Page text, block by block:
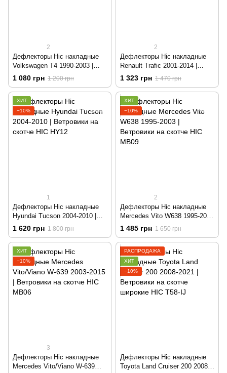
2
Дефлекторы Hic накладные
Volkswagen T4 1990-2003 |
Ветровики на скотче HIC
1 080 грн 1 200 грн
2
Дефлекторы Hic накладные
Renault Trafic 2001-2014 |
Ветровики на скотче HIC
1 323 грн 1 470 грн
ХИТ
−10%
1
Дефлекторы Hic накладные
Hyundai Tucson 2004-2010 |
Ветровики на скотче HIC
1 620 грн 1 800 грн
ХИТ
−10%
2
Дефлекторы Hic накладные
Mercedes Vito W638 1995-2003
| Ветровики на скотче HIC
1 485 грн 1 650 грн
ХИТ
−10%
3
Дефлекторы Hic накладные
Mercedes Vito/Viano W-639
РАСПРОДАЖА
ХИТ
−10%
Дефлекторы Hic накладные
Toyota Land Cruiser 200 2008-